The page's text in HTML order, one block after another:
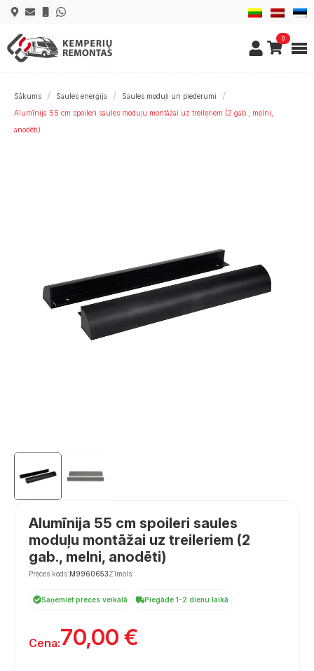
0
Sākums Saules enerģija
Saules moduļi un piederumi
Alumīnija 55 cm spoileri saules moduļu montāžai uz treileriem (2 gab., melni,
anodēti)
Alumīnija 55 cm spoileri saules
moduļu montāžai uz treileriem (2
gab., melni, anodēti)
Preces kods:M9960653Zīmols:
Saņemiet preces veikalā Piegāde 1-2 dienu laikā
Cena:70,00 €